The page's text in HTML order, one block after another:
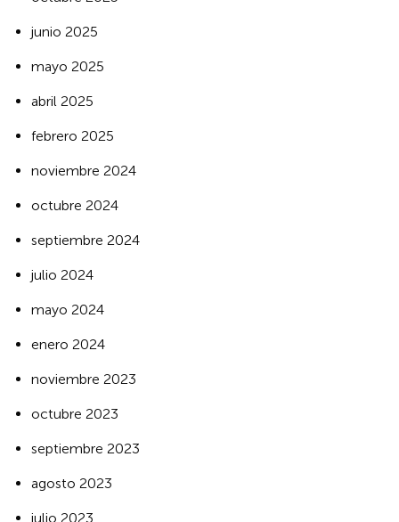
junio 2025
mayo 2025
abril 2025
febrero 2025
noviembre 2024
octubre 2024
septiembre 2024
julio 2024
mayo 2024
enero 2024
noviembre 2023
octubre 2023
septiembre 2023
agosto 2023
julio 2023